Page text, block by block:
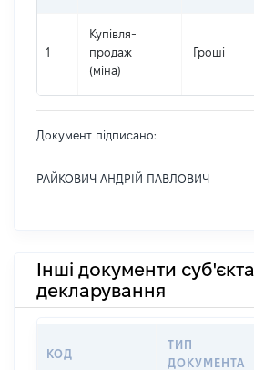
1
Купівля-
продаж
(міна)
Гроші
Документ підписано:
РАЙКОВИЧ АНДРІЙ ПАВЛОВИЧ
Інші документи суб'єкта
декларування
КОД
ТИП
ДОКУМЕНТА